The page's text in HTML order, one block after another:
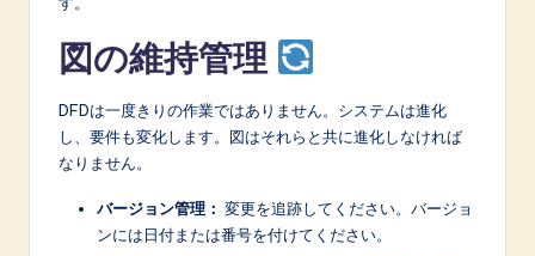
図の維持管理
DFDは一度きりの作業ではありません。システムは進化
し、要件も変化します。図はそれらと共に進化しなければ
なりません。
バージョン管理： 変更を追跡してください。バージョ
ンには日付または番号を付けてください。